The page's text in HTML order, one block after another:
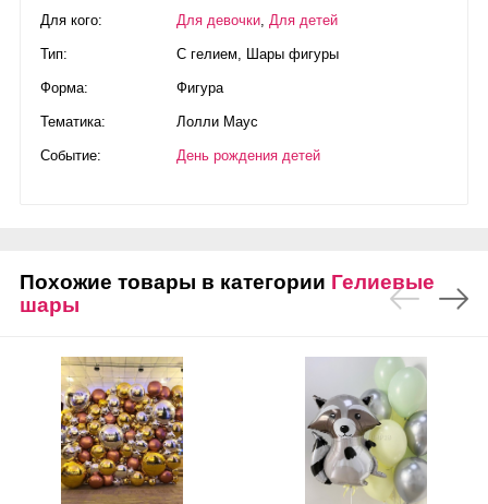
Для кого: Для девочки, Для детей
Тип: С гелием, Шары фигуры
Форма: Фигура
Тематика: Лолли Маус
Событие: День рождения детей
Похожие товары в категории Гелиевые
шары